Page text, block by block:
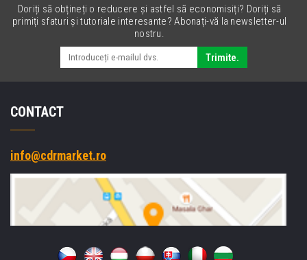
Doriți să obțineți o reducere și astfel să economisiți? Doriți să
primiți sfaturi și tutoriale interesante? Abonați-vă la newsletter-ul
nostru.
Trimite.
CONTACT
info@cdrmarket.ro